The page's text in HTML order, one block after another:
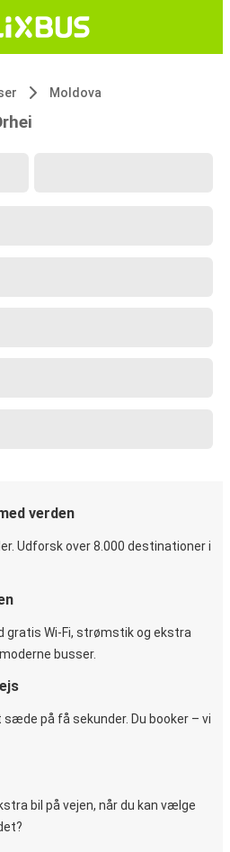
Moldova
verden
Udforsk over 8.000 destinationer i
gratis Wi-Fi, strømstik og ekstra
busser.
på få sekunder. Du booker – vi
bil på vejen, når du kan vælge